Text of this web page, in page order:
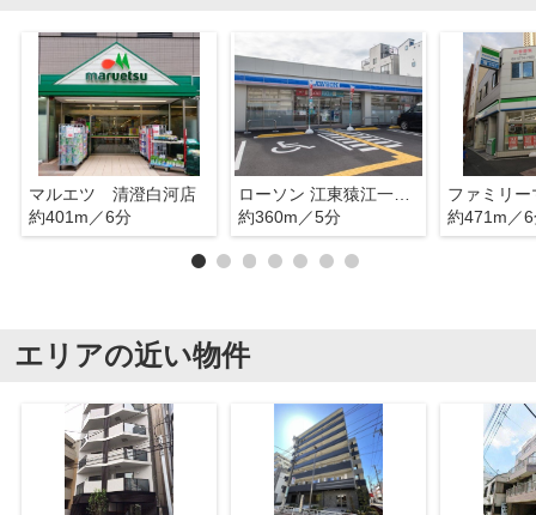
マルエツ 清澄白河店
約401m／6分
ローソン 江東猿江一丁目店
約360m／5分
約471m／
エリアの近い物件